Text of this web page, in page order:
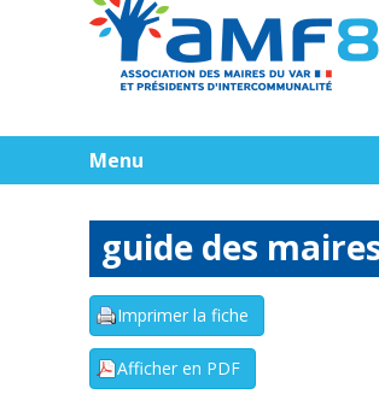
Menu
guide des